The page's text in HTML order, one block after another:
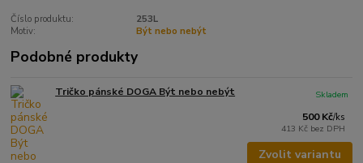
Číslo produktu:
253L
Motiv:
Být nebo nebýt
Podobné produkty
Tričko pánské DOGA Být nebo nebýt
500 Kč/ks
413 Kč bez DPH
Skladem
Zvolit variantu